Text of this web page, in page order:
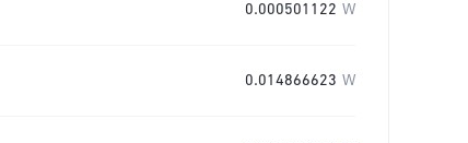
0.000501122 W
0.014866623 W